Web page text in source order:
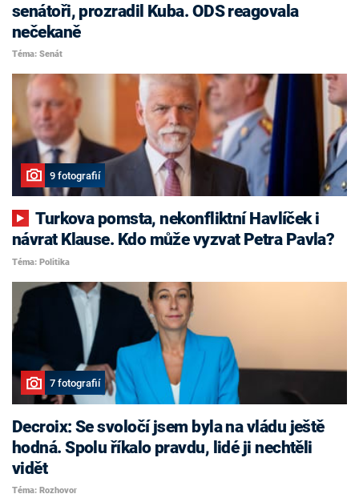
senátoři, prozradil Kuba. ODS reagovala
nečekaně
Téma: Senát
9 fotografií
Turkova pomsta, nekonfliktní Havlíček i
návrat Klause. Kdo může vyzvat Petra Pavla?
Téma: Politika
7 fotografií
Decroix: Se svoločí jsem byla na vládu ještě
hodná. Spolu říkalo pravdu, lidé ji nechtěli
vidět
Téma: Rozhovor